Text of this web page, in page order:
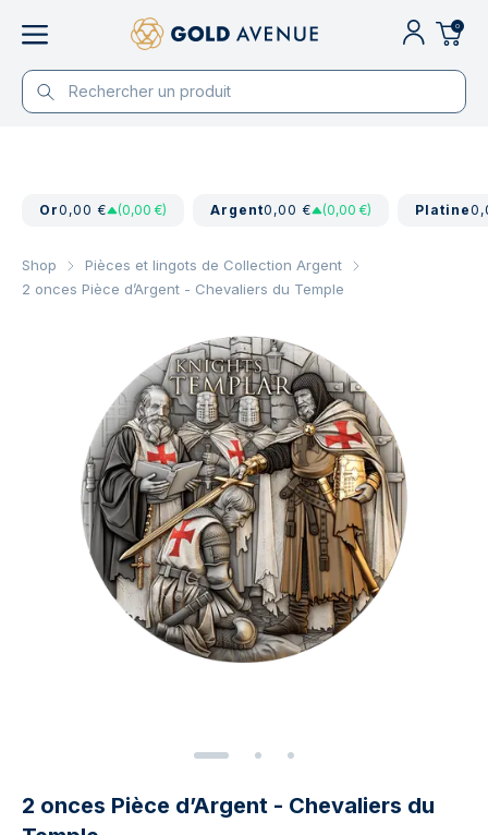
0
Or0,00 € (0,00 €) Argent0,00 € (0,00 €) Platine
Shop
Pièces et lingots de Collection Argent
2 onces Pièce d’Argent - Chevaliers du Temple
2 onces Pièce d’Argent - Chevaliers du